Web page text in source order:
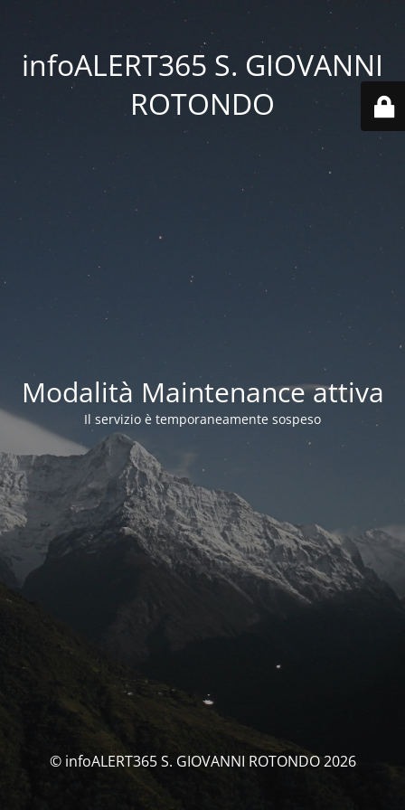
infoALERT365 S. GIOVANNI
ROTONDO
Modalità Maintenance attiva
Il servizio è temporaneamente sospeso
© infoALERT365 S. GIOVANNI ROTONDO 2026